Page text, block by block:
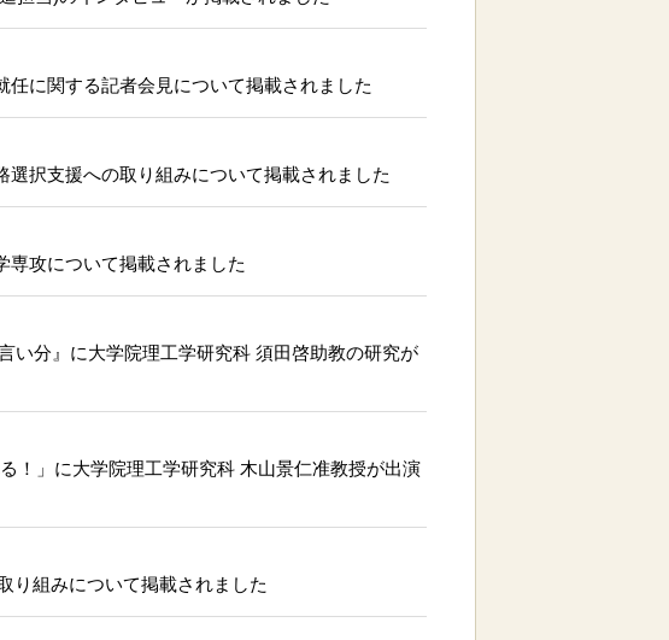
任に関する記者会見について掲載されました
選択支援への取り組みについて掲載されました
専攻について掲載されました
い分』に大学院理工学研究科 須田啓助教の研究が
！」に大学院理工学研究科 木山景仁准教授が出演
り組みについて掲載されました